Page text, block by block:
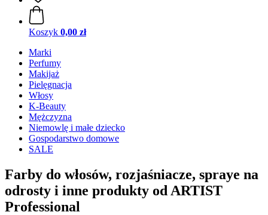
Koszyk 0,00 zł
Marki
Perfumy
Makijaż
Pielęgnacja
Włosy
K-Beauty
Mężczyzna
Niemowlę i małe dziecko
Gospodarstwo domowe
SALE
Farby do włosów, rozjaśniacze, spraye na
odrosty i inne produkty od ARTIST
Professional